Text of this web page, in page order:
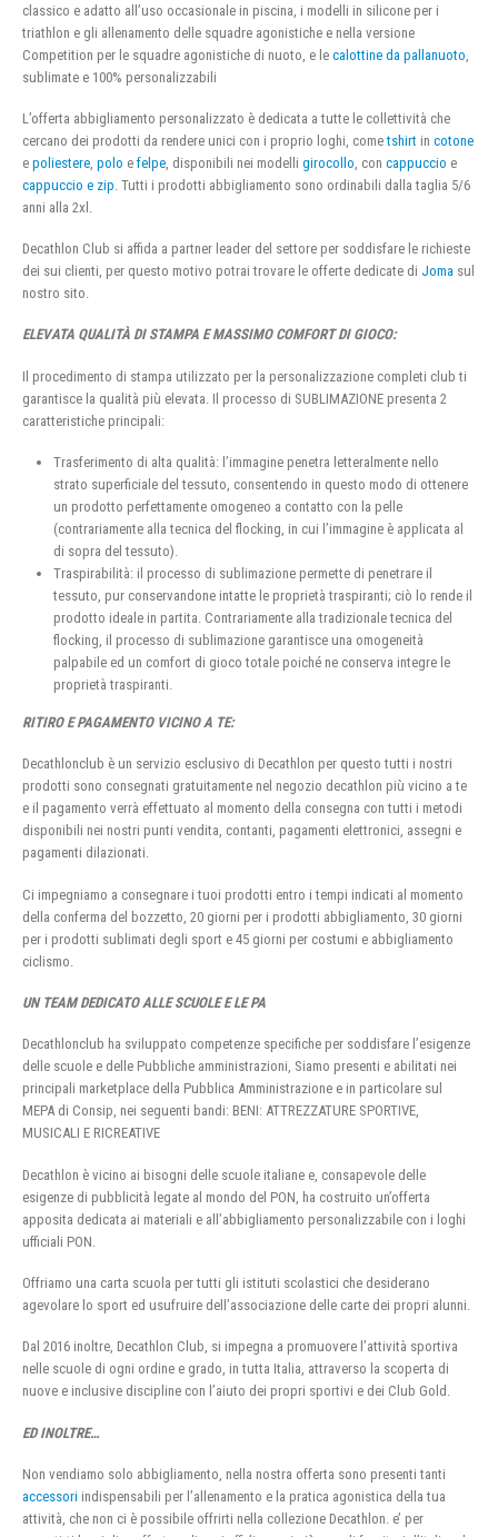
classico e adatto all’uso occasionale in piscina, i modelli in silicone per i
triathlon e gli allenamento delle squadre agonistiche e nella versione
Competition per le squadre agonistiche di nuoto, e le calottine da pallanuoto
sublimate e 100% personalizzabili
L’offerta abbigliamento personalizzato è dedicata a tutte le collettività che
cercano dei prodotti da rendere unici con i proprio loghi, cometshirt in cotone
e poliestere polo e felpe , disponibili nei modelli girocollo , con cappuccio e
cappuccio e zip . Tutti i prodotti abbigliamento sono ordinabili dalla taglia 5/6
anni alla 2xl.
Decathlon Club si affida a partner leader del settore per soddisfare le richieste
dei sui clienti, per questo motivo potrai trovare le offerte dedicate di Joma sul
nostro sito.
ELEVATA QUALITÀ DI STAMPA E MASSIMO COMFORT DI GIOCO:
Il procedimento di stampa utilizzato per la personalizzazione completi club ti
garantisce la qualità più elevata. Il processo di SUBLIMAZIONE presenta 2
caratteristiche principali:
Trasferimento di alta qualità: l’immagine penetra letteralmente nello
strato superficiale del tessuto, consentendo in questo modo di ottenere
un prodotto perfettamente omogeneo a contatto con la pelle
(contrariamente alla tecnica del flocking, in cui l’immagine è applicata al
di sopra del tessuto).
Traspirabilità: il processo di sublimazione permette di penetrare il
tessuto, pur conservandone intatte le proprietà traspiranti; ciò lo rende il
prodotto ideale in partita. Contrariamente alla tradizionale tecnica del
flocking, il processo di sublimazione garantisce una omogeneità
palpabile ed un comfort di gioco totale poiché ne conserva integre le
proprietà traspiranti.
RITIRO E PAGAMENTO VICINO A TE:
Decathlonclub è un servizio esclusivo di Decathlon per questo tutti i nostri
prodotti sono consegnati gratuitamente nel negozio decathlon più vicino a te
e il pagamento verrà effettuato al momento della consegna con tutti i metodi
disponibili nei nostri punti vendita, contanti, pagamenti elettronici, assegni e
pagamenti dilazionati.
Ci impegniamo a consegnare i tuoi prodotti entro i tempi indicati al momento
della conferma del bozzetto, 20 giorni per i prodotti abbigliamento, 30 giorni
per i prodotti sublimati degli sport e 45 giorni per costumi e abbigliamento
ciclismo.
UN TEAM DEDICATO ALLE SCUOLE E LE PA
Decathlonclub ha sviluppato competenze specifiche per soddisfare l’esigenze
delle scuole e delle Pubbliche amministrazioni, Siamo presenti e abilitati nei
principali marketplace della Pubblica Amministrazione e in particolare sul
MEPA di Consip, nei seguenti bandi: BENI: ATTREZZATURE SPORTIVE,
MUSICALI E RICREATIVE
Decathlon è vicino ai bisogni delle scuole italiane e, consapevole delle
esigenze di pubblicità legate al mondo del PON, ha costruito un’offerta
apposita dedicata ai materiali e all’abbigliamento personalizzabile con i loghi
ufficiali PON.
Offriamo una carta scuola per tutti gli istituti scolastici che desiderano
agevolare lo sport ed usufruire dell’associazione delle carte dei propri alunni.
Dal 2016 inoltre, Decathlon Club, si impegna a promuovere l’attività sportiva
nelle scuole di ogni ordine e grado, in tutta Italia, attraverso la scoperta di
nuove e inclusive discipline con l’aiuto dei propri sportivi e dei Club Gold.
ED INOLTRE…
Non vendiamo solo abbigliamento, nella nostra offerta sono presenti tanti
accessori indispensabili per l’allenamento e la pratica agonistica della tua
attività, che non ci è possibile offrirti nella collezione Decathlon. e’ per